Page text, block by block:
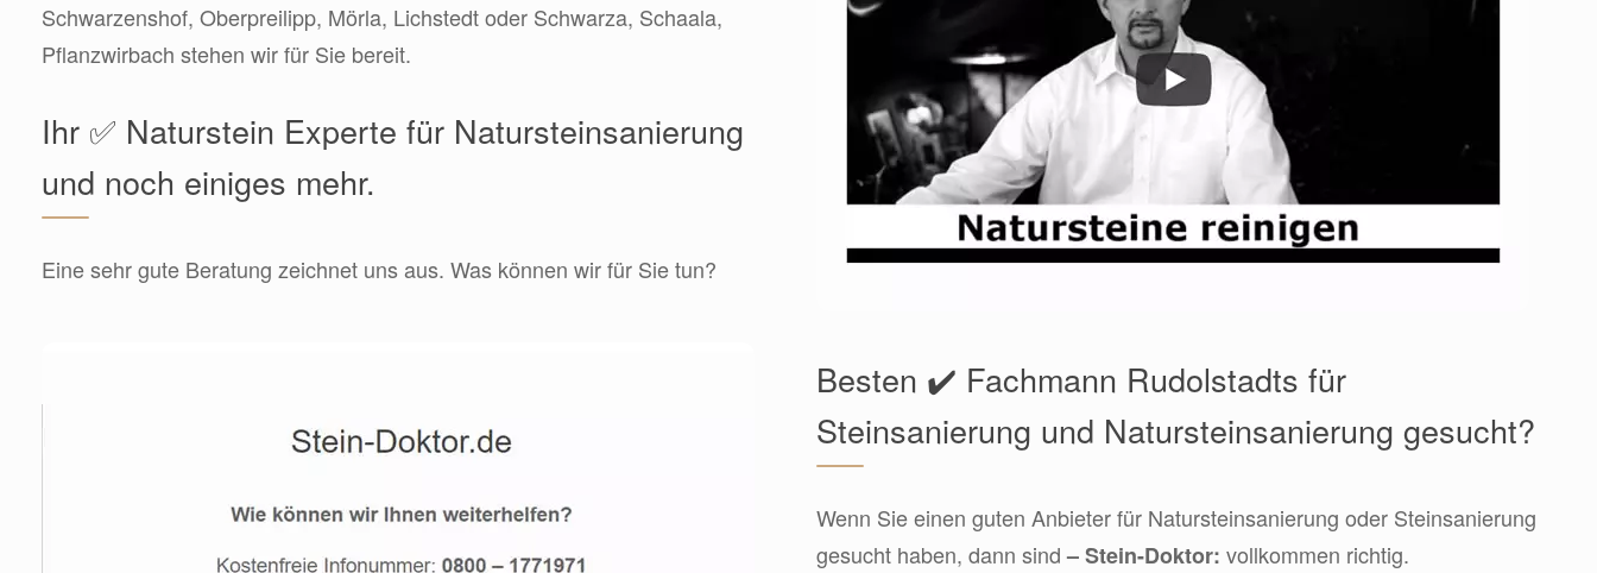
Schwarzenshof, Oberpreilipp, Mörla, Lichstedt oder Schwarza, Schaala,
Pflanzwirbach stehen wir für Sie bereit.
Ihr ✅ Naturstein Experte für Natursteinsanierung
und noch einiges mehr.
Eine sehr gute Beratung zeichnet uns aus. Was können wir für Sie tun?
Besten ✔️ Fachmann Rudolstadts für
Steinsanierung und Natursteinsanierung gesucht?
Wenn Sie einen guten Anbieter für Natursteinsanierung oder Steinsanierung
gesucht haben, dann sind– Stein-Doktor: vollkommen richtig.